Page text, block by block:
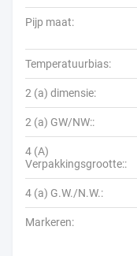
Pijp maat:
Temperatuurbias:
2 (a) dimensie:
2 (a) GW/NW::
4 (A)
Verpakkingsgrootte::
4 (a) G.W./N.W.:
Markeren: